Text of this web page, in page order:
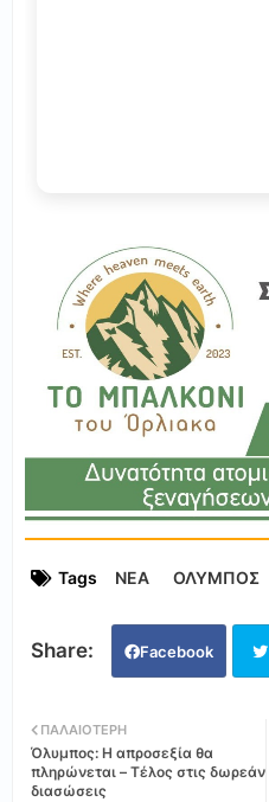
Tags ΝΕΑ ΟΛΥΜΠΟΣ
Facebook
ΠΑΛΑΙΌΤΕΡΗ
Όλυμπος: Η απροσεξία θα
πληρώνεται – Τέλος στις δωρεάν
διασώσεις